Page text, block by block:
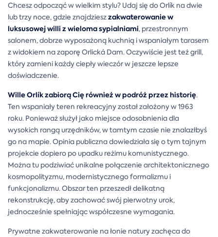
Chcesz odpocząć w wielkim stylu? Udaj się do Orlík na dwie
lub trzy noce, gdzie znajdzieszzakwaterowanie w
luksusowej willi z wieloma sypialniami, przestronnym
salonem, dobrze wyposażoną kuchnią i wspaniałym tarasem
z widokiem na zaporę Orlická Dam. Oczywiście jest też grill,
który zamieni każdy ciepły wieczór w jeszcze lepsze
doświadczenie.
Wille Orlík zabiorą Cię również w podróż przez historię.
Ten wspaniały teren rekreacyjny został założony w 1963
roku. Ponieważ służył jako miejsce odosobnienia dla
wysokich rangą urzędników, w tamtym czasie nie znalazłbyś
go na mapie. Opinia publiczna dowiedziała się o tym tajnym
projekcie dopiero po upadku reżimu komunistycznego.
Można tu podziwiać unikalne połączenie architektonicznego
kosmopolityzmu, modernistycznego formalizmu i
funkcjonalizmu. Obszar ten przeszedł delikatną
rekonstrukcję, aby zachować swój pierwotny urok,
jednocześnie spełniając współczesne wymagania.
Prywatne zakwaterowanie na łonie natury zachęca do